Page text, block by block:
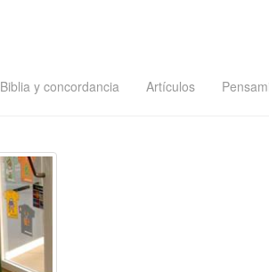
Biblia y concordancia Artículos